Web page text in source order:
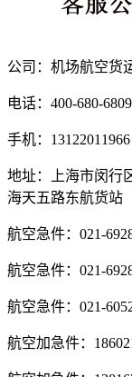
公司：机场航空货
电话：400-680-6809
手机：13122011966
地址：上海市闵行
海天五路东航货站
航空急件：021-
航空急件：021-
航空急件：021-
航空加急件：